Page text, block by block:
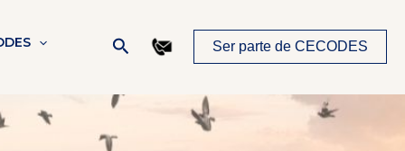
Buscar Ser parte de CECODES